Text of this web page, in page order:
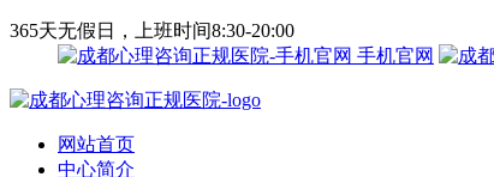
365天无假日，上班时间8:30-20:00
手机官网
网站首页
中心简介